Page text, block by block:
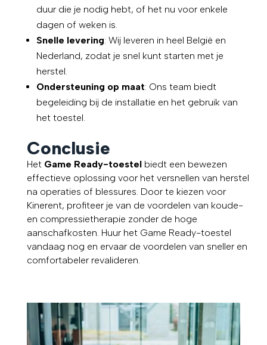
duur die je nodig hebt, of het nu voor enkele
dagen of weken is.
Snelle levering: Wij leveren in heel België en
Nederland, zodat je snel kunt starten met je
herstel.
Ondersteuning op maat: Ons team biedt
begeleiding bij de installatie en het gebruik van
het toestel.
Conclusie
Het Game Ready-toestelbiedt een bewezen
effectieve oplossing voor het versnellen van herstel
na operaties of blessures. Door te kiezen voor
Kinerent, profiteer je van de voordelen van koude-
en compressietherapie zonder de hoge
aanschafkosten. Huur het Game Ready-toestel
vandaag nog en ervaar de voordelen van sneller en
comfortabeler revalideren.